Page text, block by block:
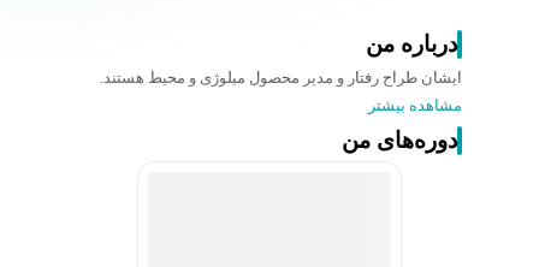
درباره من
ایشان طراح رفتار و مدیر محصول میلوژی و محیط هستند.
مشاهده بیشتر
دوره‌های من